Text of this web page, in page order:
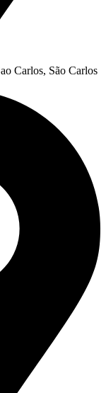
Carlos, São Carlos